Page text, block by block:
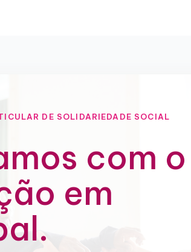
DE SOLIDARIEDADE SOCIAL
com o
em